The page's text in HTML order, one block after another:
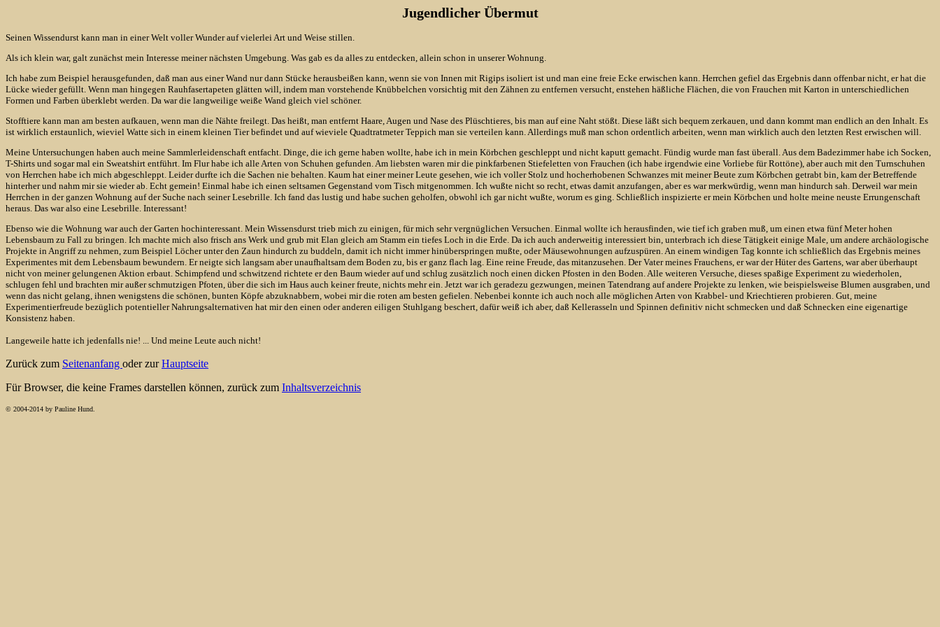
Jugendlicher Übermut
Seinen Wissendurst kann man in einer Welt voller Wunder auf vielerlei Art und Weise stillen.
Als ich klein war, galt zunächst mein Interesse meiner nächsten Umgebung. Was gab es da alles zu entdecken, allein schon in unserer Wohnung.
Ich habe zum Beispiel herausgefunden, daß man aus einer Wand nur dann Stücke herausbeißen kann, wenn sie von Innen mit Rigips isoliert ist und man eine freie Ecke erwischen kann. Herrchen gefiel das Ergebnis dann offenbar nicht, er hat die
Lücke wieder gefüllt. Wenn man hingegen Rauhfasertapeten glätten will, indem man vorstehende Knübbelchen vorsichtig mit den Zähnen zu entfernen versucht, enstehen häßliche Flächen, die von Frauchen mit Karton in unterschiedlichen
Formen und Farben überklebt werden. Da war die langweilige weiße Wand gleich viel schöner.
Stofftiere kann man am besten aufkauen, wenn man die Nähte freilegt. Das heißt, man entfernt Haare, Augen und Nase des Plüschtieres, bis man auf eine Naht stößt. Diese läßt sich bequem zerkauen, und dann kommt man endlich an den Inhalt. Es
ist wirklich erstaunlich, wieviel Watte sich in einem kleinen Tier befindet und auf wieviele Quadtratmeter Teppich man sie verteilen kann. Allerdings muß man schon ordentlich arbeiten, wenn man wirklich auch den letzten Rest erwischen will.
Meine Untersuchungen haben auch meine Sammlerleidenschaft entfacht. Dinge, die ich gerne haben wollte, habe ich in mein Körbchen geschleppt und nicht kaputt gemacht. Fündig wurde man fast überall. Aus dem Badezimmer habe ich Socken,
T-Shirts und sogar mal ein Sweatshirt entführt. Im Flur habe ich alle Arten von Schuhen gefunden. Am liebsten waren mir die pinkfarbenen Stiefeletten von Frauchen (ich habe irgendwie eine Vorliebe für Rottöne), aber auch mit den Turnschuhen
von Herrchen habe ich mich abgeschleppt. Leider durfte ich die Sachen nie behalten. Kaum hat einer meiner Leute gesehen, wie ich voller Stolz und hocherhobenen Schwanzes mit meiner Beute zum Körbchen getrabt bin, kam der Betreffende
hinterher und nahm mir sie wieder ab. Echt gemein! Einmal habe ich einen seltsamen Gegenstand vom Tisch mitgenommen. Ich wußte nicht so recht, etwas damit anzufangen, aber es war merkwürdig, wenn man hindurch sah. Derweil war mein
Herrchen in der ganzen Wohnung auf der Suche nach seiner Lesebrille. Ich fand das lustig und habe suchen geholfen, obwohl ich gar nicht wußte, worum es ging. Schließlich inspizierte er mein Körbchen und holte meine neuste Errungenschaft
heraus. Das war also eine Lesebrille. Interessant!
Ebenso wie die Wohnung war auch der Garten hochinteressant. Mein Wissensdurst trieb mich zu einigen, für mich sehr vergnüglichen Versuchen. Einmal wollte ich herausfinden, wie tief ich graben muß, um einen etwa fünf Meter hohen
Lebensbaum zu Fall zu bringen. Ich machte mich also frisch ans Werk und grub mit Elan gleich am Stamm ein tiefes Loch in die Erde. Da ich auch anderweitig interessiert bin, unterbrach ich diese Tätigkeit einige Male, um andere archäologische
Projekte in Angriff zu nehmen, zum Beispiel Löcher unter den Zaun hindurch zu buddeln, damit ich nicht immer hinüberspringen mußte, oder Mäusewohnungen aufzuspüren. An einem windigen Tag konnte ich schließlich das Ergebnis meines
Experimentes mit dem Lebensbaum bewundern. Er neigte sich langsam aber unaufhaltsam dem Boden zu, bis er ganz flach lag. Eine reine Freude, das mitanzusehen. Der Vater meines Frauchens, er war der Hüter des Gartens, war aber überhaupt
nicht von meiner gelungenen Aktion erbaut. Schimpfend und schwitzend richtete er den Baum wieder auf und schlug zusätzlich noch einen dicken Pfosten in den Boden. Alle weiteren Versuche, dieses spaßige Experiment zu wiederholen,
schlugen fehl und brachten mir außer schmutzigen Pfoten, über die sich im Haus auch keiner freute, nichts mehr ein. Jetzt war ich geradezu gezwungen, meinen Tatendrang auf andere Projekte zu lenken, wie beispielsweise Blumen ausgraben, und
wenn das nicht gelang, ihnen wenigstens die schönen, bunten Köpfe abzuknabbern, wobei mir die roten am besten gefielen. Nebenbei konnte ich auch noch alle möglichen Arten von Krabbel- und Kriechtieren probieren. Gut, meine
Experimentierfreude bezüglich potentieller Nahrungsalternativen hat mir den einen oder anderen eiligen Stuhlgang beschert, dafür weiß ich aber, daß Kellerasseln und Spinnen definitiv nicht schmecken und daß Schnecken eine eigenartige
Konsistenz haben.
Langeweile hatte ich jedenfalls nie! ... Und meine Leute auch nicht!
Zurück zum Seitenanfang oder zurHauptseite
Für Browser, die keine Frames darstellen können, zurück zum Inhaltsverzeichnis
© 2004-2014 by Pauline Hund.